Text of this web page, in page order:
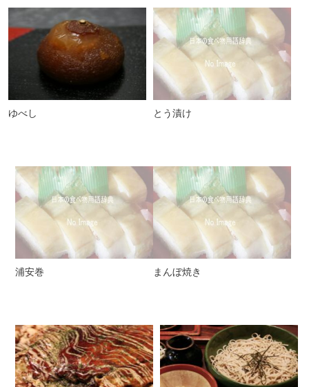
ゆべし とう漬け
浦安巻 まんぼ焼き